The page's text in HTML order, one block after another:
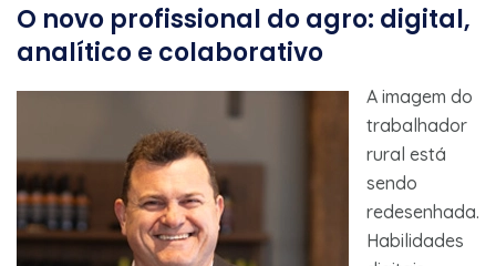
O novo profissional do agro: digital,
analítico e colaborativo
A imagem do
trabalhador
rural está
sendo
redesenhada.
Habilidades